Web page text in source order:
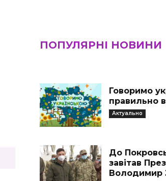
ПОПУЛЯРНІ НОВИНИ
Говоримо
правильно
Актуально
До
завітав
Володимир